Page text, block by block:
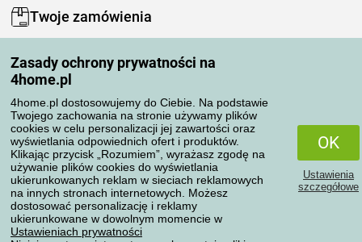
Zasady ochrony prywatności na
4home.pl
4home.pl dostosowujemy do Ciebie. Na podstawie
Twojego zachowania na stronie używamy plików
cookies w celu personalizacji jej zawartości oraz
wyświetlania odpowiednich ofert i produktów.
Klikając przycisk „Rozumiem”, wyrażasz zgodę na
używanie plików cookies do wyświetlania
ukierunkowanych reklam w sieciach reklamowych
na innych stronach internetowych. Możesz
dostosować personalizację i reklamy
ukierunkowane w dowolnym momencie w
Ustawieniach prywatności
OK
Ustawienia
szczegółowe
Twoje zamówienia
Moje zamówienia
Reklamacje
Odstąpienie od umowy
Zasady przetwarzania recenzji
Sposoby transportu
Metody płatności